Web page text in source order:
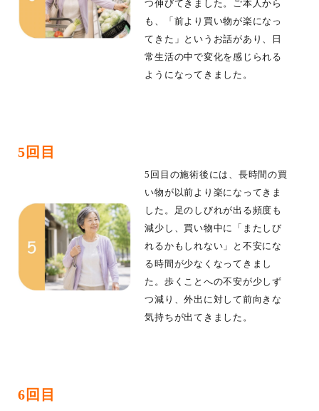
つ伸びてきました。ご本人から
も、「前より買い物が楽になっ
てきた」というお話があり、日
常生活の中で変化を感じられる
ようになってきました。
5回目
5回目の施術後には、長時間の買
い物が以前より楽になってきま
した。足のしびれが出る頻度も
減少し、買い物中に「またしび
れるかもしれない」と不安にな
る時間が少なくなってきまし
た。歩くことへの不安が少しず
つ減り、外出に対して前向きな
気持ちが出てきました。
6回目